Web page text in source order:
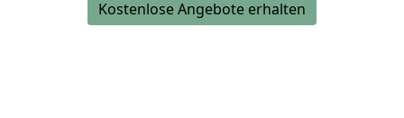
Kostenlose Angebote erhalten